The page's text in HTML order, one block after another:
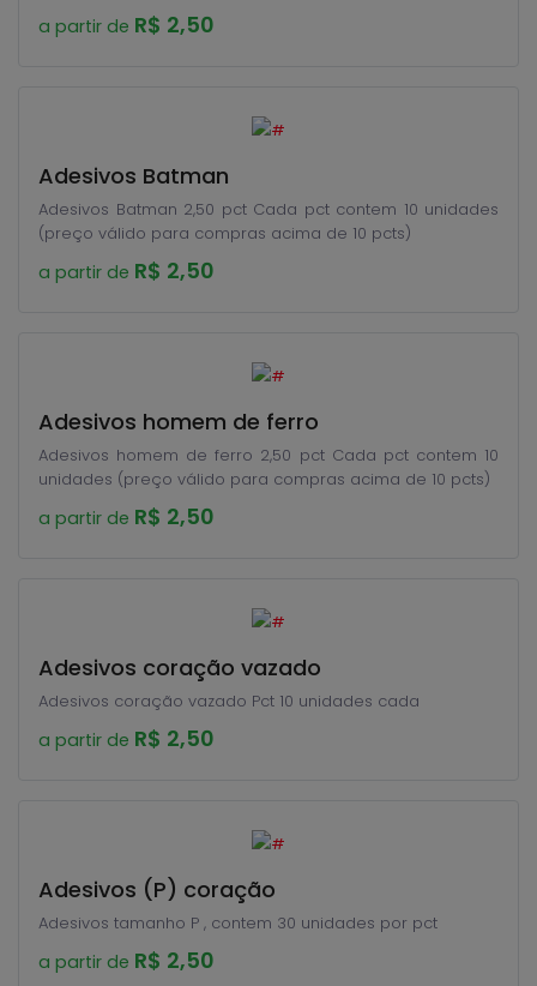
a partir de R$ 2,50
Adesivos Batman
Adesivos Batman 2,50 pct Cada pct contem 10 unidades
(preço válido para compras acima de 10 pcts)
a partir de R$ 2,50
Adesivos homem de ferro
Adesivos homem de ferro 2,50 pct Cada pct contem 10
unidades (preço válido para compras acima de 10 pcts)
a partir de R$ 2,50
Adesivos coração vazado
Adesivos coração vazado Pct 10 unidades cada
a partir de R$ 2,50
Adesivos (P) coração
Adesivos tamanho P , contem 30 unidades por pct
a partir de R$ 2,50